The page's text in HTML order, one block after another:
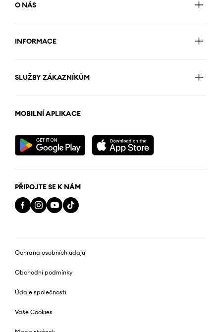
O NÁS
INFORMACE
SLUŽBY ZÁKAZNÍKŮM
MOBILNÍ APLIKACE
PŘIPOJTE SE K NÁM
Ochrana osobních údajů
Obchodní podmínky
Údaje společnosti
Vaše Cookies